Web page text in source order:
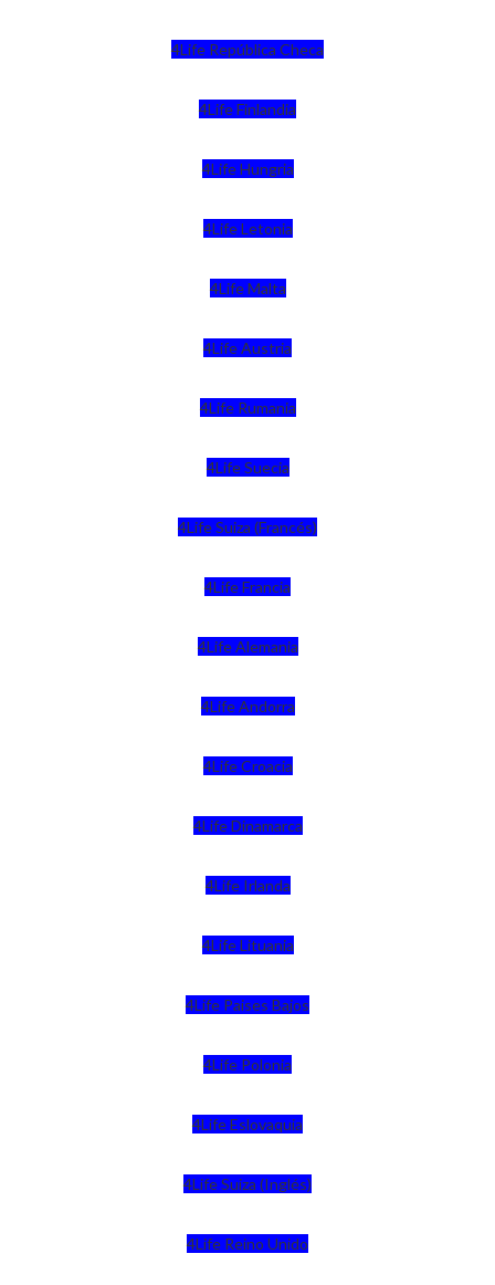
4Life República Checa
4Life Finlandia
4Life Hungria
4Life Letonia
4Life Malta
4Life Austria
4Life Rumania
4Life Suecia
4Life Suiza (Francés)
4Life Francia
4Life Alemania
4Life Andorra
4Life Croacia
4Life Dinamarca
4Life Irlanda
4Life Lituania
4Life Paises Bajos
4Life Polonia
4Life Eslovaquia
4Life Suiza (Inglés)
4Life Reino Unido